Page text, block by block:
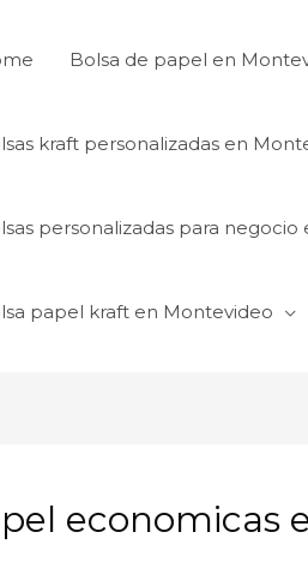
Bolsa de papel en
kraft personalizadas en
personalizadas para
papel kraft en Montevideo
economicas